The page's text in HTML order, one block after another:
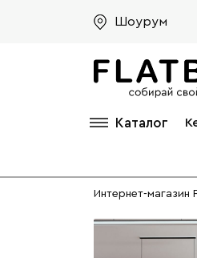
Шоурум
Каталог
Интернет-магазин